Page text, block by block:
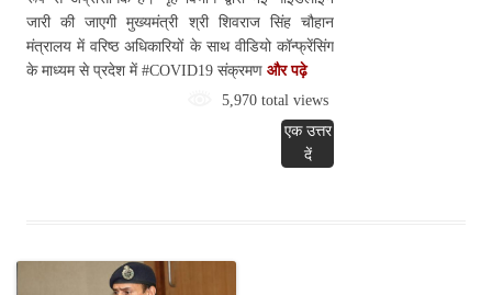
जारी की जाएगी मुख्यमंत्री श्री शिवराज सिंह चौहान
मंत्रालय में वरिष्ठ अधिकारियों के साथ वीडियो कॉन्फ्रेंसिंग
के माध्यम से प्रदेश में #COVID19 संक्रमण और पढ़े
5,970 total views
एक उत्तर
दें